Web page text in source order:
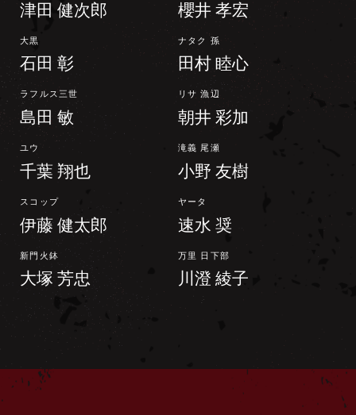
津田 健次郎 櫻井 孝宏
大黒
石田 彰
ナタク 孫
田村 睦心
ラフルス三世
島田 敏
リサ 漁辺
朝井 彩加
ユウ
千葉 翔也
滝義 尾瀬
小野 友樹
スコップ
伊藤 健太郎
ヤータ
速水 奨
新門火鉢
大塚 芳忠
万里 日下部
川澄 綾子